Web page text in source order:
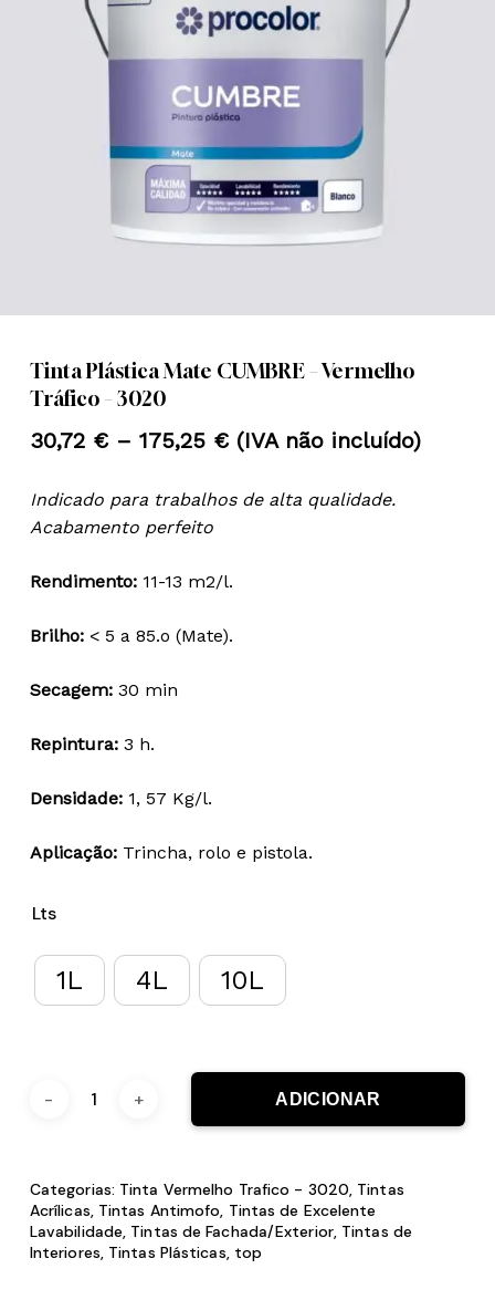
Tinta Plástica Mate CUMBRE – Vermelho
Tráfico – 3020
30,72 € – 175,25 €Price
30,72 €
(IVA não incluído)
Indicado para trabalhos de alta qualidade.
Acabamento perfeito
Rendimento:11-13 m2/l.
Brilho:< 5 a 85.o (Mate).
Secagem:30 min
Repintura:3 h.
Densidade:1, 57 Kg/l.
Aplicação:Trincha, rolo e pistola.
Lts
1L 4L 10L
ADICIONAR
Categorias: Tinta Vermelho Trafico - 3020, Tintas
Acrílicas, Tintas Antimofo, Tintas de Excelente
Lavabilidade, Tintas de Fachada/Exterior, Tintas de
Interiores, Tintas Plásticas, top
Nome*
Email*